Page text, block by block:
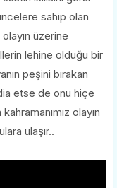
sahip olan
üzerine
lehine olduğu bir
peşini bırakan
etse de onu hiçe
olayın
ulaşır..